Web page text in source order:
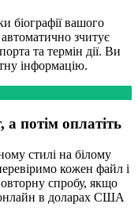
біографії вашого
зчитує
та термін дії. Ви
інформацію.
потім оплатіть
стилі на білому
кожен файл і
спробу, якщо
онлайн в доларах США